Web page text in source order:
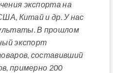
экспорта на
Китай и др. У нас
В прошлом
экспорт
составивший
примерно 200